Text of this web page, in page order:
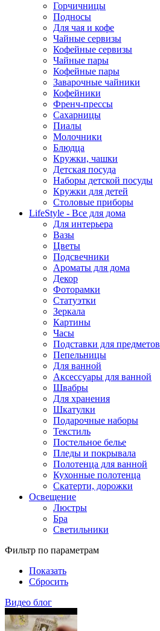
Горчичницы
Подносы
Для чая и кофе
Чайные сервизы
Кофейные сервизы
Чайные пары
Кофейные пары
Заварочные чайники
Кофейники
Френч-прессы
Сахарницы
Пиалы
Молочники
Блюдца
Кружки, чашки
Детская посуда
Наборы детской посуды
Кружки для детей
Столовые приборы
LifeStyle - Все для дома
Для интерьера
Вазы
Цветы
Подсвечники
Ароматы для дома
Декор
Фоторамки
Статуэтки
Зеркала
Картины
Часы
Подставки для предметов
Пепельницы
Для ванной
Аксессуары для ванной
Швабры
Для хранения
Шкатулки
Подарочные наборы
Текстиль
Постельное белье
Пледы и покрывала
Полотенца для ванной
Кухонные полотенца
Скатерти, дорожки
Освещение
Люстры
Бра
Светильники
Фильтр по параметрам
Показать
Сбросить
Видео блог